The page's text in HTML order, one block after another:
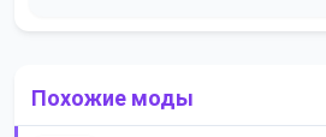
Похожие моды